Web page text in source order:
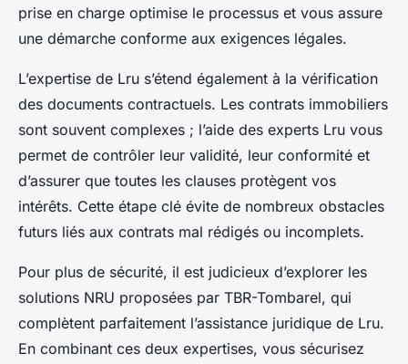
prise en charge optimise le processus et vous assure
une démarche conforme aux exigences légales.
L’expertise de Lru s’étend également à la vérification
des documents contractuels. Les contrats immobiliers
sont souvent complexes ; l’aide des experts Lru vous
permet de contrôler leur validité, leur conformité et
d’assurer que toutes les clauses protègent vos
intérêts. Cette étape clé évite de nombreux obstacles
futurs liés aux contrats mal rédigés ou incomplets.
Pour plus de sécurité, il est judicieux d’explorer les
solutions NRU proposées par TBR-Tombarel, qui
complètent parfaitement l’assistance juridique de Lru.
En combinant ces deux expertises, vous sécurisez